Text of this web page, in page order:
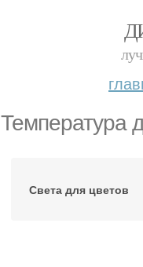
Температура
Света для цветов